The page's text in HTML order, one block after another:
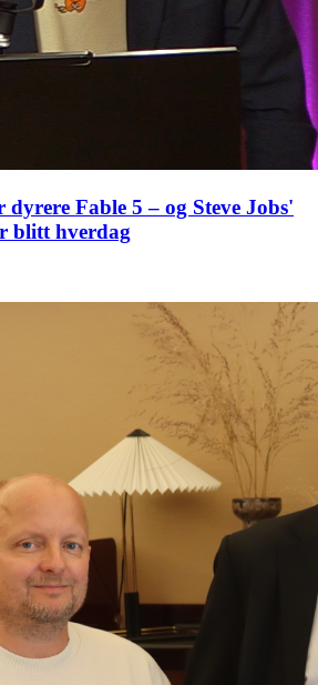
dyrere Fable 5 – og Steve Jobs'
blitt hverdag